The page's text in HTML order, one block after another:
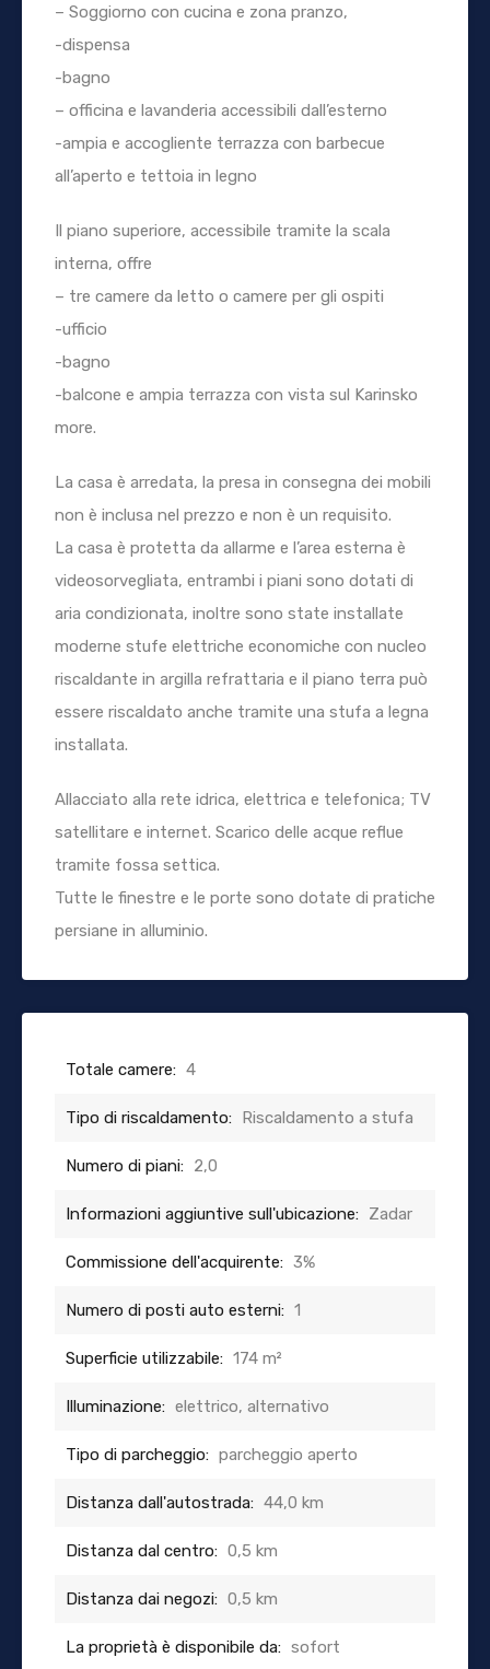
– Soggiorno con cucina e zona pranzo,
-dispensa
-bagno
– officina e lavanderia accessibili dall’esterno
-ampia e accogliente terrazza con barbecue
all’aperto e tettoia in legno
Il piano superiore, accessibile tramite la scala
interna, offre
– tre camere da letto o camere per gli ospiti
-ufficio
-bagno
-balcone e ampia terrazza con vista sul Karinsko
more.
La casa è arredata, la presa in consegna dei mobili
non è inclusa nel prezzo e non è un requisito.
La casa è protetta da allarme e l’area esterna è
videosorvegliata, entrambi i piani sono dotati di
aria condizionata, inoltre sono state installate
moderne stufe elettriche economiche con nucleo
riscaldante in argilla refrattaria e il piano terra può
essere riscaldato anche tramite una stufa a legna
installata.
Allacciato alla rete idrica, elettrica e telefonica; TV
satellitare e internet. Scarico delle acque reflue
tramite fossa settica.
Tutte le finestre e le porte sono dotate di pratiche
persiane in alluminio.
Totale camere: 4
Tipo di riscaldamento: Riscaldamento a stufa
Numero di piani: 2,0
Informazioni aggiuntive sull'ubicazione: Zadar
Commissione dell'acquirente: 3%
Numero di posti auto esterni: 1
Superficie utilizzabile: 174 m²
Illuminazione: elettrico, alternativo
Tipo di parcheggio: parcheggio aperto
Distanza dall'autostrada: 44,0 km
Distanza dal centro: 0,5 km
Distanza dai negozi: 0,5 km
La proprietà è disponibile da: sofort